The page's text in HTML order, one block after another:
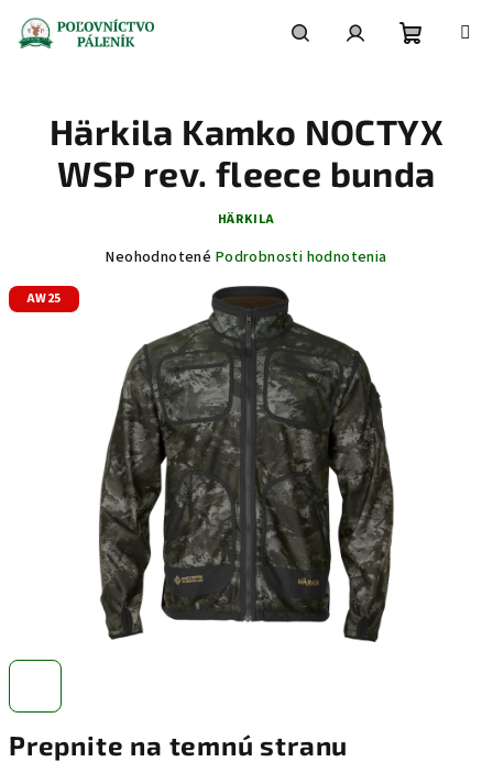
obsah
košík
Prepnite na temnú stranu
Härkila Kamko NOCTYX
WSP rev. fleece bunda
HÄRKILA
Priemerné
hviezdičiek.
Neohodnotené Podrobnosti hodnotenia
AW25